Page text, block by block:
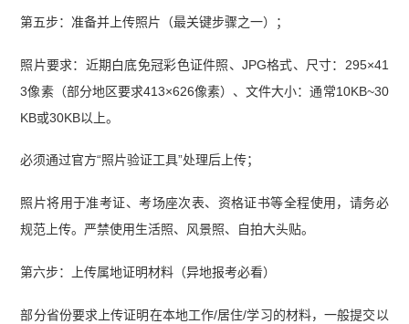
第五步：准备并上传照片（最关键步骤之一）；
照片要求：近期白底免冠彩色证件照、JPG格式、尺寸：295×41
3像素（部分地区要求413×626像素）、文件大小：通常10KB~30
KB或30KB以上。
必须通过官方“照片验证工具”处理后上传；
照片将用于准考证、考场座次表、资格证书等全程使用，请务必
规范上传。严禁使用生活照、风景照、自拍大头贴。
第六步：上传属地证明材料（异地报考必看）
部分省份要求上传证明在本地工作/居住/学习的材料，一般提交以